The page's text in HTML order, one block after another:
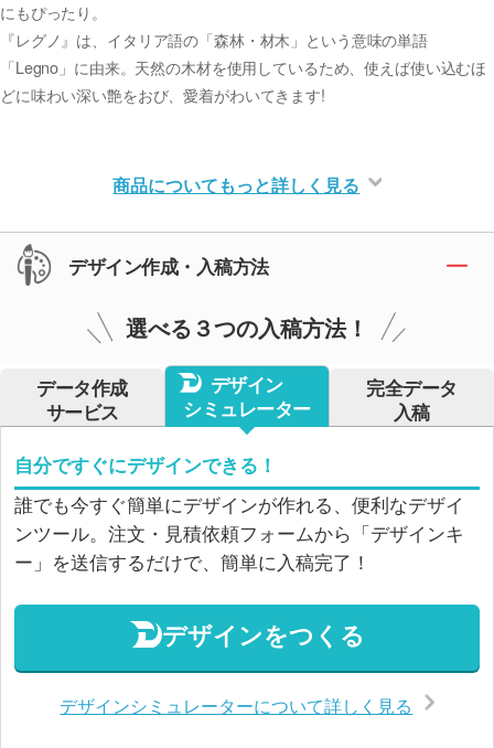
にもぴったり。
『レグノ』は、イタリア語の「森林・材木」という意味の単語
「Legno」に由来。天然の木材を使用しているため、使えば使い込むほ
どに味わい深い艶をおび、愛着がわいてきます!
商品についてもっと詳しく見る
デザイン作成・入稿方法
選べる３つの入稿方法！
データ作成
サービス
デザイン
シミュレーター
完全データ
入稿
自分ですぐにデザインできる！
誰でも今すぐ簡単にデザインが作れる、便利なデザイ
ンツール。注文・見積依頼フォームから「デザインキ
ー」を送信するだけで、簡単に入稿完了！
デザインをつくる
デザインシミュレーターについて詳しく見る